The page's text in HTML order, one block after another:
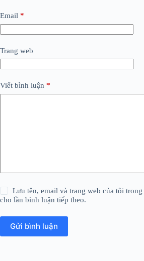
Email *
Trang web
Viết bình luận *
Lưu tên, email và trang web của tôi
cho lần bình luận tiếp theo.
Gửi bình luận